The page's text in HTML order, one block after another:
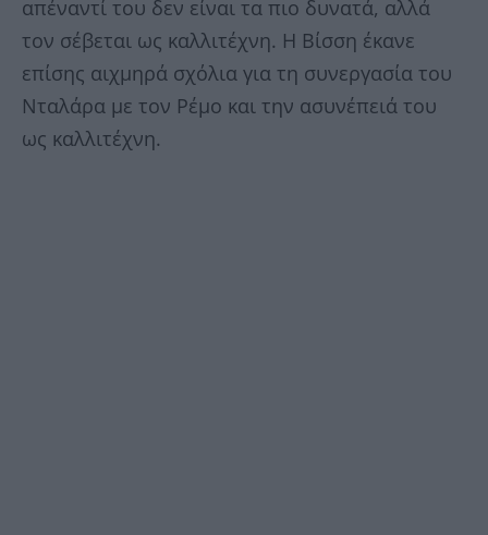
απέναντί του δεν είναι τα πιο δυνατά, αλλά
τον σέβεται ως καλλιτέχνη. Η Βίσση έκανε
επίσης αιχμηρά σχόλια για τη συνεργασία του
Νταλάρα με τον Ρέμο και την ασυνέπειά του
ως καλλιτέχνη.